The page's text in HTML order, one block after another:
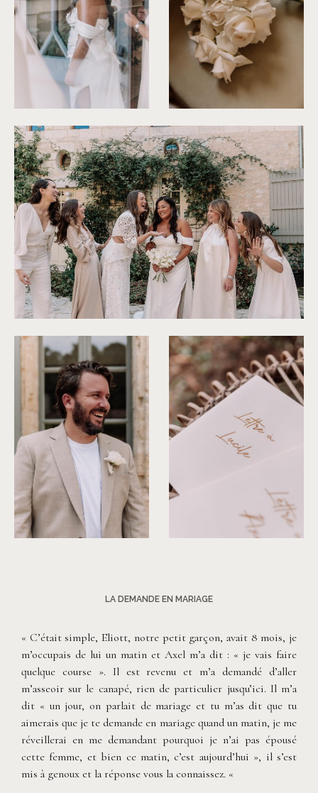
LA DEMANDE EN MARIAGE
« C’était simple, Eliott, notre petit garçon, avait 8 mois, je
m’occupais de lui un matin et Axel m’a dit : « je vais faire
quelque course ». Il est revenu et m’a demandé d’aller
m’asseoir sur le canapé, rien de particulier jusqu’ici. Il m’a
dit « un jour, on parlait de mariage et tu m’as dit que tu
aimerais que je te demande en mariage quand un matin, je me
réveillerai en me demandant pourquoi je n’ai pas épousé
cette femme, et bien ce matin, c’est aujourd’hui », il s’est
mis à genoux et la réponse vous la connaissez. «